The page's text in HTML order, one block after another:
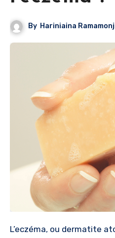
By Hariniaina
L’eczéma, ou dermatite atopique, est une affection